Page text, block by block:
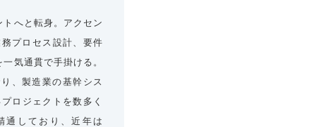
へと転身。アクセン
プロセス設計、要件
気通貫で手掛ける。
、製造業の基幹シス
ロジェクトを数多く
通しており、近年は